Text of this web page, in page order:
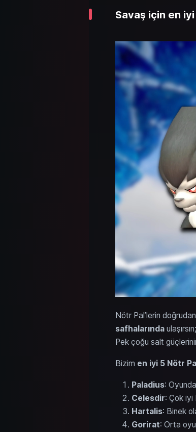
Savaş için en iyi
Nötr Pal’lerin
safhalarında
Pek çoğu salt
Bizim en iyi 5 Nötr
Paladius:
Celesdir: Çok iyi
Hartalis: Binek
Gorirat: Orta